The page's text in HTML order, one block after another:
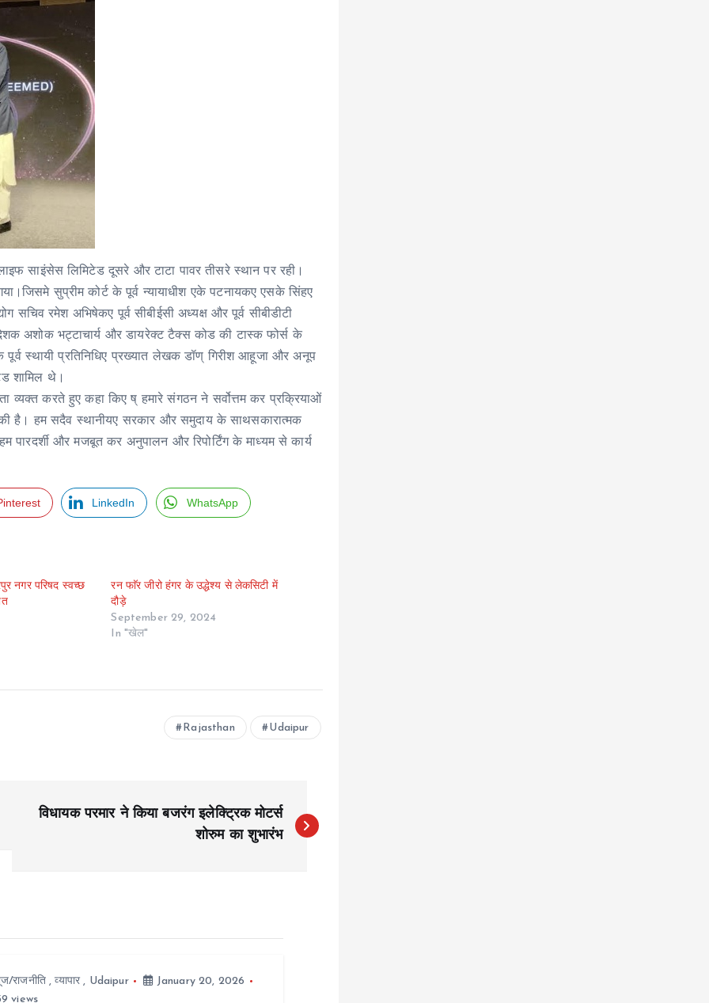
साइंसेस लिमिटेड दूसरे और टाटा पावर तीसरे स्थान पर रही।
सुप्रीम कोर्ट के पूर्व न्यायाधीश एके पटनायकए एसके सिंहए
सचिव रमेश अभिषेकए पूर्व सीबीईसी अध्यक्ष और पूर्व सीबीडीटी
अशोक भट्टाचार्य और डायरेक्ट टैक्स कोड की टास्क फोर्स के
स्थायी प्रतिनिधिए प्रख्यात लेखक डॉण् गिरीश आहूजा और अनूप
शामिल थे।
व्यक्त करते हुए कहा किए ष् हमारे संगठन ने सर्वोत्तम कर प्रक्रियाओं
की है। हम सदैव स्थानीयए सरकार और समुदाय के साथसकारात्मक
और मजबूत कर अनुपालन और रिपोर्टिंग के माध्यम से कार्य
LinkedIn WhatsApp
नगर परिषद स्वच्छ
रन फाॅर जीरो हंगर के उद्धेश्य से लेकसिटी में
दौड़े
September 29, 2024
In "खेल"
Rajasthan Udaipur
विधायक परमार ने किया बजरंग इलेक्ट्रिक मोटर्स
शोरुम का शुभारंभ
राजनीति,व्यापार , Udaipur
January 20, 2026
views